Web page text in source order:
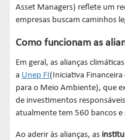
Asset Managers) reflete um
empresas buscam caminhos
Como funcionam as
Em geral, as alianças
a Unep FI(Iniciativa
para o Meio Ambiente), que
de investimentos
atualmente tem 560 bancos e
Ao aderir às alianças, as